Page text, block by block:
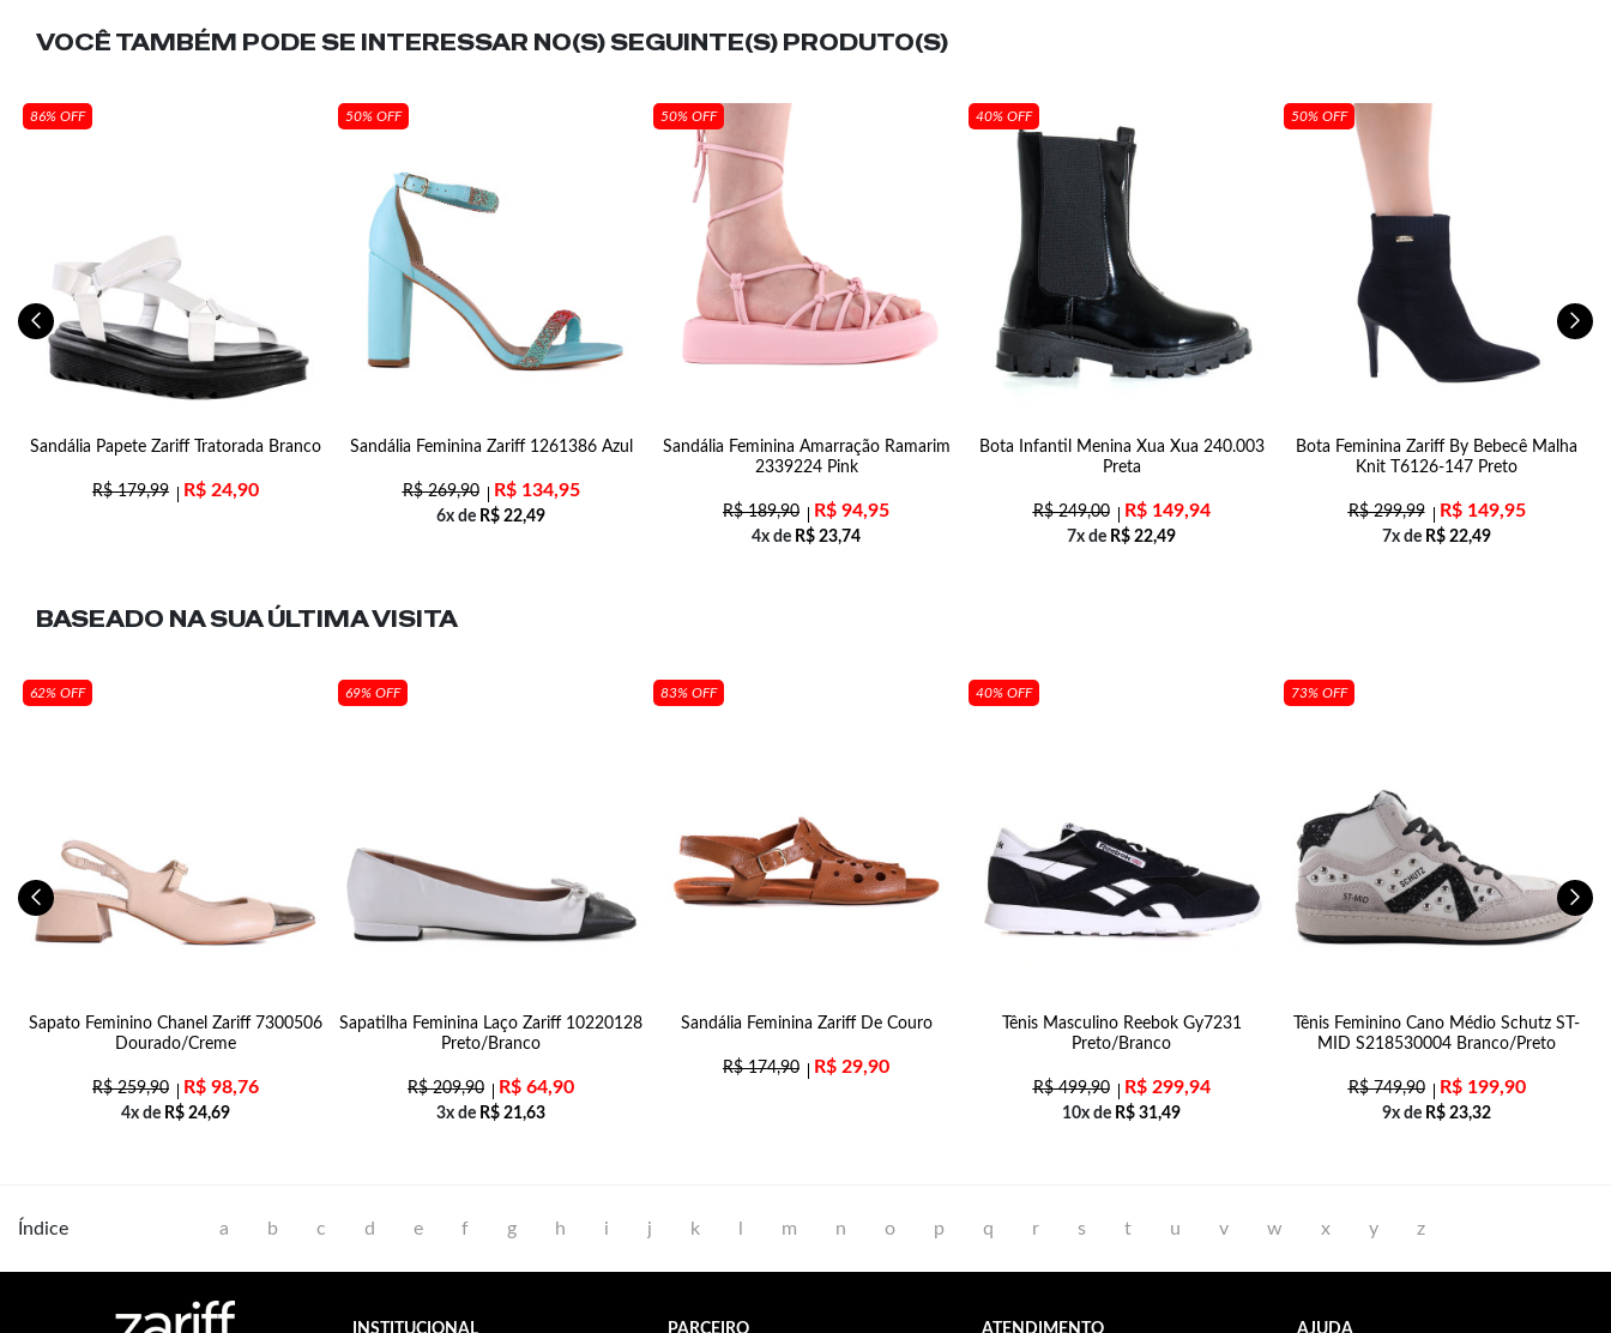
VOCÊ TAMBÉM PODE SE INTERESSAR NO(S) SEGUINTE(S) PRODUTO(S)
86% OFF
Sandália Papete Zariff Tratorada Branco
R$179,99 R$ 24,90
50% OFF
Sandália Feminina Zariff 1261386 Azul
R$269,90 R$134,95
6x de R$ 22,49
50% OFF
Sandália Feminina Amarração Ramarim
2339224 Pink
R$189,90 R$ 94,95
4x de R$ 23,74
40% OFF
Bota Infantil Menina Xua Xua 240.003
Preta
R$249,00 R$149,94
7x de R$ 22,49
50% OFF
Bota Feminina Zariff By Bebecê Malha
Knit T6126-147 Preto
R$299,99 R$149,95
7x de R$ 22,49
BASEADO NA SUAÚLTIMA VISITA
62% OFF
Sapato Feminino Chanel Zariff 7300506
Dourado/Creme
R$259,90 R$ 98,76
4x de R$ 24,69
69% OFF
Sapatilha Feminina Laço Zariff 10220128
Preto/Branco
R$209,90 R$ 64,90
3x de R$ 21,63
83% OFF
Sandália Feminina Zariff De Couro
R$174,90 R$ 29,90
40% OFF
Tênis Masculino Reebok Gy7231
Preto/Branco
R$499,90 R$299,94
10x de R$ 31,49
73% OFF
Tênis Feminino Cano Médio Schutz ST-
MID S218530004 Branco/Preto
R$749,90 R$199,90
9x de R$ 23,32
Índice a b c d e f g h i j k m n o p q r s t u v w x y z
INSTITUCIONAL PARCEIRO ATENDIMENTO AJUDA